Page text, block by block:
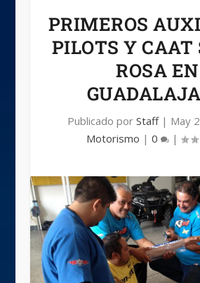
PRIMEROS
PILOTS Y CAAT
ROSA EN
Publicado porStaff| May
Motorismo |0 |